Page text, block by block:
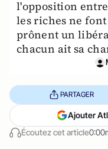
l'opposition
les riches ne
prônent un
chacun ait sa
Écoutez cet article
PARTAGER
Ajouter